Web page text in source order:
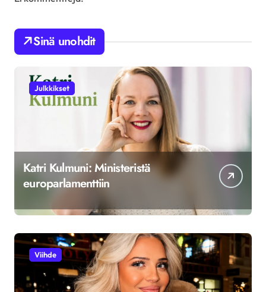
Sinä unohdit
Julkkikset
Katri Kulmuni: Ministeristä
europarlamenttiin
Viihde